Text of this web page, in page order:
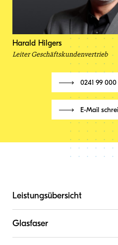
Harald Hilgers
Leiter Geschäftskundenvertrieb
0241 99 000
E-Mail
Leistungsübersicht
Glasfaser